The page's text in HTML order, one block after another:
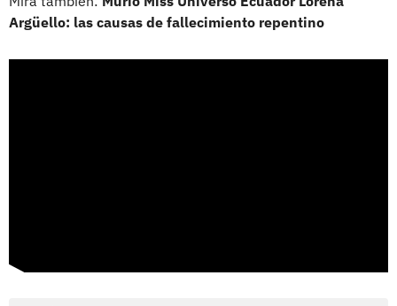
Argüello: las causas de fallecimiento repentino